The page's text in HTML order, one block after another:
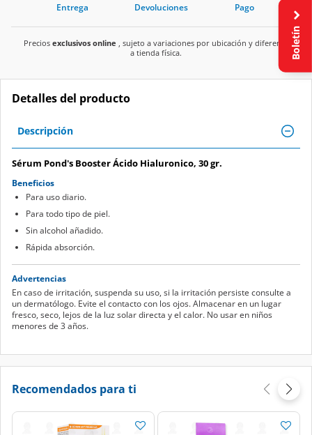
Entrega Devoluciones Pago
Precios exclusivos online , sujeto a variaciones por ubicación y diferente
a tienda física.
Detalles del producto
Descripción
Sérum Pond's Booster Ácido Hialuronico, 30 gr.
Beneficios
Para uso diario.
Para todo tipo de piel.
Sin alcohol añadido.
Rápida absorción.
Advertencias
En caso de irritación, suspenda su uso, si la irritación persiste consulte a
un dermatólogo. Evite el contacto con los ojos. Almacenar en un lugar
fresco, seco, lejos de la luz solar directa y el calor. No usar en niños
menores de 3 años.
Recomendados para ti
Boletín